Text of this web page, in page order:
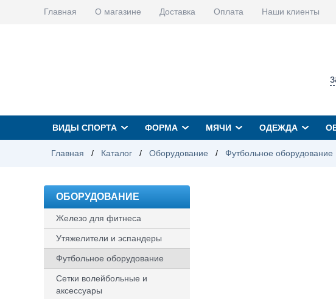
Главная О магазине Доставка Оплата Наши клиенты
ВИДЫ СПОРТА ФОРМА МЯЧИ ОДЕЖДА
Главная / Каталог / Оборудование / Футбольное оборудование
ОБОРУДОВАНИЕ
Железо для фитнеса
Утяжелители и эспандеры
Футбольное оборудование
Сетки волейбольные и
аксессуары